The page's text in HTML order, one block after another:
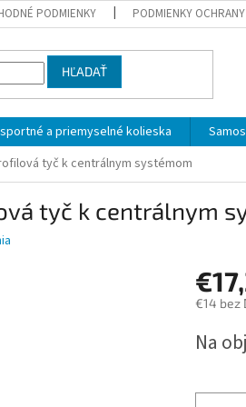
PODMIENKY PODMIENKY OCHRANY
HĽADAŤ
a priemyselné kolieska
tyč k centrálnym systémom
tyč k centrálnym
€14 bez
cena:
Na